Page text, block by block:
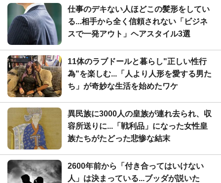
仕事のデキない人ほどこの髪形をしてい
る...相手から全く信頼されない「ビジネ
スで一発アウト」ヘアスタイル3選
11体のラブドールと暮らし"正しい性行
為"を楽しむ...「人より人形を愛する男た
ち」が奇妙な生活を始めたワケ
異民族に3000人の皇族が連れ去られ、収
容所送りに...「戦利品」になった女性皇
族たちがたどった悲惨な結末
2600年前から「付き合ってはいけない
人」は決まっている...ブッダが説いた